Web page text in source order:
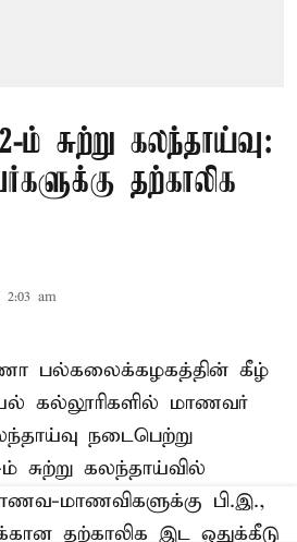
சுற்று கலந்தாய்வு:
தற்காலிக
2:03 am
பல்கலைக்கழகத்தின் கீழ்
கல்லூரிகளில் மாணவர்
நடைபெற்று
சுற்று கலந்தாய்வில்
மாணவிகளுக்கு பி.இ.,
தற்காலிக இட ஒதுக்கீடு